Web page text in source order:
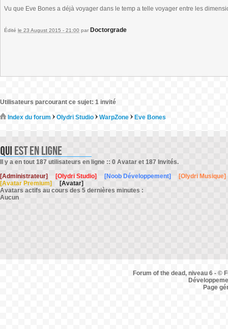
Vu que Eve Bones a déjà voyager dans le temp a telle voyager entre les
Édité le 23 August 2015 - 21:00 par Doctorgrade
Utilisateurs parcourant ce sujet: 1 invité
Index du forum Olydri Studio WarpZone Eve Bones
Il y a en tout 187 utilisateurs en ligne :: 0 Avatar et 187 Invités.
[Administrateur]
[Olydri Studio] [Noob Développement]
[Olydri Musique]
[Avatar Premium]
[Avatar]
Avatars actifs au cours des 5 dernières minutes :
Aucun
Forum of the dead, niveau 6 - ©
Page